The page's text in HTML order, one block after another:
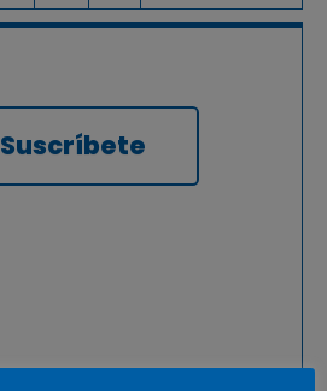
Suscríbete